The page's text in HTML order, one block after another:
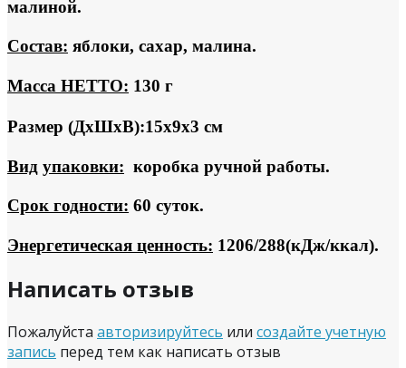
малиной.
Состав: яблоки, сахар, малина.
Масса НЕТТО: 130 г
Размер (ДхШхВ):15х9х3 см
Вид упаковки: коробка ручной работы.
Срок годности: 60 суток.
Энергетическая ценность: 1206/288(кДж/ккал).
Написать отзыв
Пожалуйста авторизируйтесь или создайте учетную
запись перед тем как написать отзыв